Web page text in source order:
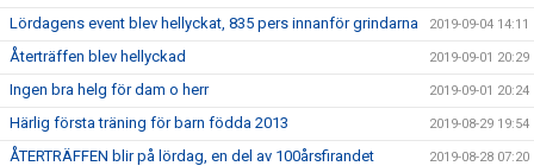
Lördagens event blev hellyckat, 835 pers innanför grindarna 2019-09-04 14:11
Återträffen blev hellyckad 2019-09-01 20:29
Ingen bra helg för dam o herr 2019-09-01 20:24
Härlig första träning för barn födda 2013 2019-08-29 19:54
ÅTERTRÄFFEN blir på lördag, en del av 100årsfirandet 2019-08-28 07:20